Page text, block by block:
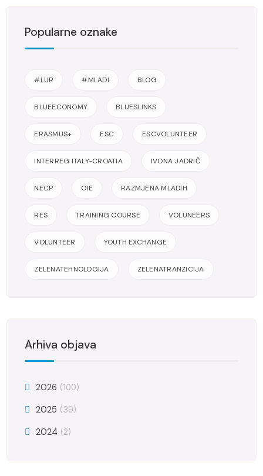
Popularne oznake
#LUR #MLADI BLOG
BLUEECONOMY BLUESLINKS
ERASMUS+ ESC ESCVOLUNTEER
INTERREG ITALY-CROATIA IVONA JADRIĆ
NECP OIE RAZMJENA MLADIH
RES TRAINING COURSE VOLUNEERS
VOLUNTEER YOUTH EXCHANGE
ZELENATEHNOLOGIJA ZELENATRANZICIJA
Arhiva objava
2026 (100)
2025 (39)
2024 (2)